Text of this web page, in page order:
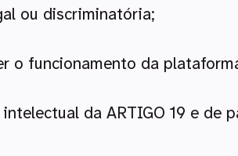
ou discriminatória;
o funcionamento da
da ARTIGO 19 e de